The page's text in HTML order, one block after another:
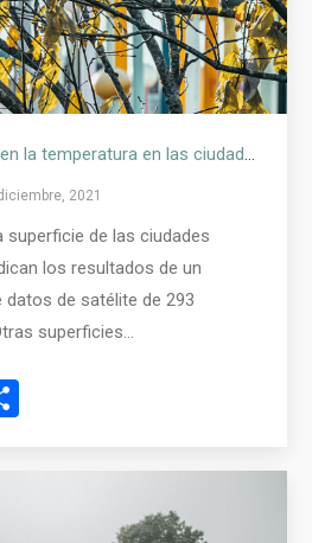
Los árboles disminuyen la temperatura en las ciudades
2021
de las ciudades
los resultados de un
de satélite de 293
superficies…